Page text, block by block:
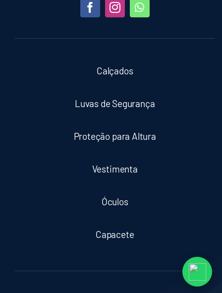
Calçados
Luvas de Segurança
Proteção para Altura
Vestimenta
Óculos
Capacete